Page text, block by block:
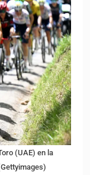
(UAE) en la